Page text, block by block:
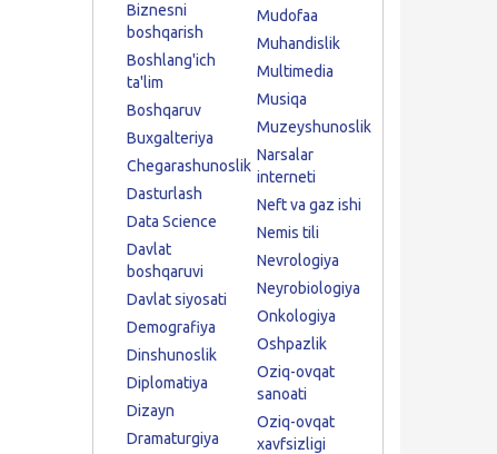
Biznesni
boshqarish
Boshlang'ich
ta'lim
Boshqaruv
Buxgalteriya
Chegarashunoslik
Dasturlash
Data Science
Davlat
boshqaruvi
Davlat siyosati
Demografiya
Dinshunoslik
Diplomatiya
Dizayn
Dramaturgiya
Mudofaa
Muhandislik
Multimedia
Musiqa
Muzeyshunoslik
Narsalar
interneti
Neft va gaz ishi
Nemis tili
Nevrologiya
Neyrobiologiya
Onkologiya
Oshpazlik
Oziq-ovqat
sanoati
Oziq-ovqat
xavfsizligi